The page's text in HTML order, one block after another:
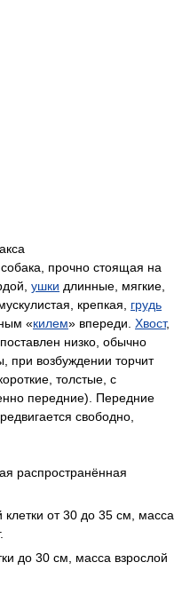
прочно стоящая на
ушки длинные, мягкие,
крепкая, грудь
«килем» впереди. Хвост,
низко, обычно
при возбуждении торчит
толстые, с
передние). Передние
свободно,
распространённая
от 30 до 35 см, масса
до 30 см, масса взрослой